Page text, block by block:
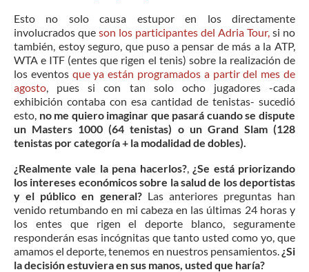
Esto no solo causa estupor en los directamente
involucrados que son los participantes del Adria Tour, si no
también, estoy seguro, que puso a pensar de más a la ATP,
WTA e ITF (entes que rigen el tenis) sobre la realización de
los eventos que ya están programados a partir del mes de
agosto , pues si con tan solo ocho jugadores -cada
exhibición contaba con esa cantidad de tenistas- sucedió
esto, no me quiero imaginar que pasará cuando se dispute
un Masters 1000 (64 tenistas) o un Grand Slam (128
tenistas por categoría + la modalidad de dobles).
¿Realmente vale la pena hacerlos?, ¿Se está priorizando
los intereses económicos sobre la salud de los deportistas
y el público en general? Las anteriores preguntas han
venido retumbando en mi cabeza en las últimas 24 horas y
los entes que rigen el deporte blanco, seguramente
responderán esas incógnitas que tanto usted como yo, que
amamos el deporte, tenemos en nuestros pensamientos. ¿Si
la decisión estuviera en sus manos, usted que haría?